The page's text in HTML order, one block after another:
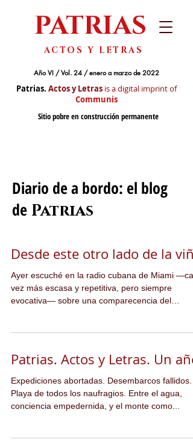
PATRIAS
Sitio pobre en construcción permanente
ACTOS Y LETRAS
Año VI / Vol. 24 / enero a marzo de 2022
Patrias. Actos y Letras is a digital imprint of
Communis
Diario de a bordo: el blog
de Patrias
Desde este otro lado de la viña
Ayer escuché en la radio cubana de Miami
vez más escasa y repetitiva, pero siempre
evocativa— sobre una comparecencia del
Patrias. Actos y Letras. Un
Expediciones abortadas. Desembarcos fallidos.
Playa de todos los naufragios. Entre el agua,
conciencia empedernida, y el monte como...